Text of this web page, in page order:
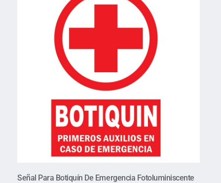
Señal Para Botiquín De Emergencia Fotoluminiscente